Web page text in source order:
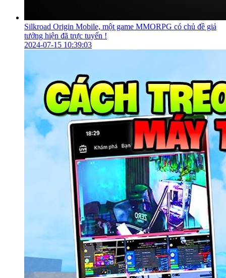
Silkroad Origin Mobile, một game MMORPG có chủ đề giả
tưởng hiện đã trực tuyến !
2024-07-15 10:39:03